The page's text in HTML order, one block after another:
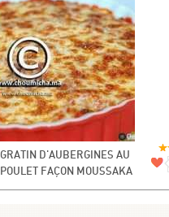
GRATIN D'AUBERGINES AU
POULET FAÇON MOUSSAKA